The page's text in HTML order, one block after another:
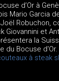
d’Or à
Mario Garcia
Robuchon,
Giovannini et
la
du Bocuse d'Or.
à steak